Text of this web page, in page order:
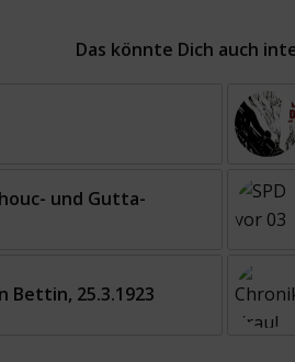
Das könnte Dich auch
und Gutta-
Bettin, 25.3.1923